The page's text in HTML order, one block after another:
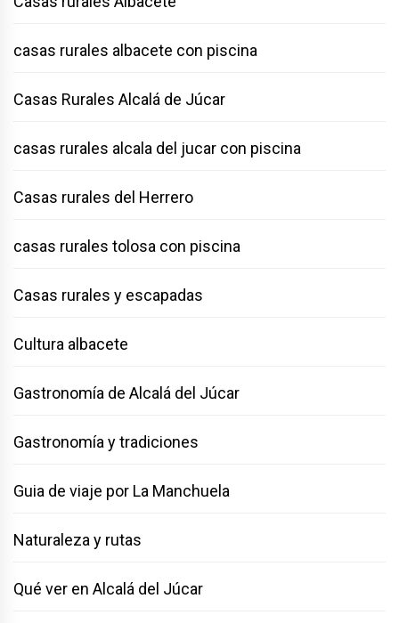
casas rurales albacete con piscina
Casas Rurales Alcalá de Júcar
casas rurales alcala del jucar con piscina
Casas rurales del Herrero
casas rurales tolosa con piscina
Casas rurales y escapadas
Cultura albacete
Gastronomía de Alcalá del Júcar
Gastronomía y tradiciones
Guia de viaje por La Manchuela
Naturaleza y rutas
Qué ver en Alcalá del Júcar